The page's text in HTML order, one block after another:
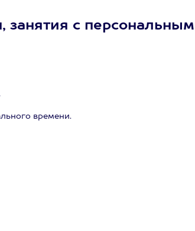
занятия с персональным
времени.